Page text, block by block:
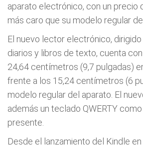
aparato electrónico, con un precio
más caro que su modelo regular
El nuevo lector electrónico,
diarios y libros de texto, cuenta
24,64 centímetros (9,7 pulgadas)
frente a los 15,24 centímetros (6
modelo regular del aparato. El
además un teclado QWERTY
presente.
Desde el lanzamiento del Kindle